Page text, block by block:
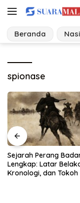
Langsung
konten
Beranda
spionase
4 Hari Sisir Laut,
Tutup Pemantauan
Mutiara Sentosa 2